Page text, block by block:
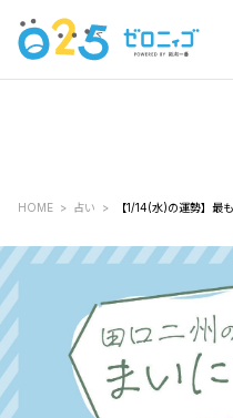
HOME 占い 【1/14(水)の運勢】最